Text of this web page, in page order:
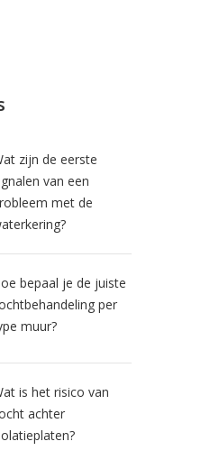
zijn de eerste
van een
met de
bepaal je de juiste
per
muur?
is het risico van
achter